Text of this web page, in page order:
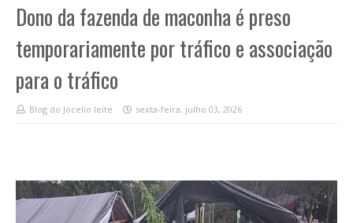
Dono da fazenda de maconha é preso
temporariamente por tráfico e associação
para o tráfico
Blog do Jocelio leite sexta-feira, julho 03, 2026